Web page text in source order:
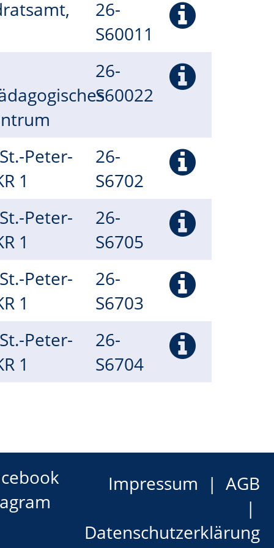
26-
S60011
26-
S60022
Peter-
1
26-
S6702
Peter-
1
26-
S6705
Peter-
1
26-
S6703
Peter-
1
26-
S6704
Impressum AGB
Datenschutzerklärung